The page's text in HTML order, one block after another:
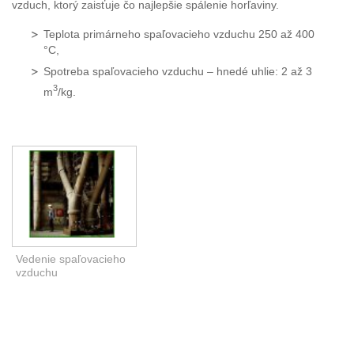
vzduch, ktorý zaisťuje čo najlepšie spálenie horľaviny.
Teplota primárneho spaľovacieho vzduchu 250 až 400
°C,
Spotreba spaľovacieho vzduchu – hnedé uhlie: 2 až 3
m3/kg.
Vedenie spaľovacieho
vzduchu